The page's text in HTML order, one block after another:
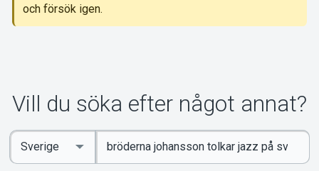
och försök igen.
Vill du söka efter något annat?
Ange
sökord
Select
Country